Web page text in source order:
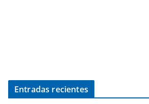
Entradas recientes